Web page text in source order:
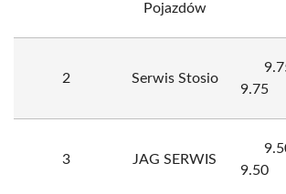
Pojazdów
2 Serwis Stosio
9.75
3 JAG SERWIS
9.50